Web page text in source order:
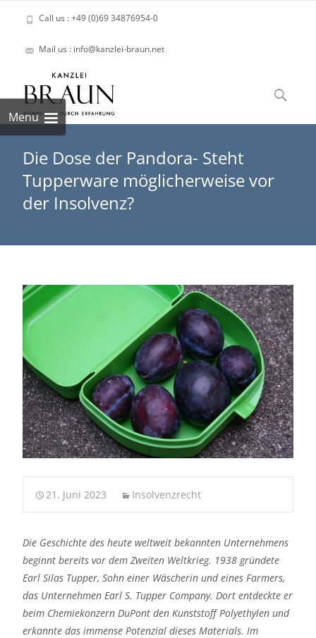
Call us : +49 (0)69 34876954-0
Mail us : info@kanzlei-braun.net
Menu
to
content
Suchen
nach:
Die Dose der Pandora- Steht
Tupperware möglicherweise vor
der Insolvenz?
21. Juni 2023 Insolvenzrecht
Die Geschichte des heute weltweit bekannten Unternehmens
beginnt bereits vor dem Zweiten Weltkrieg. 1938 gründete
Earl Silas Tupper, Sohn einer Wäscherin und eines Farmers,
das Unternehmen Earl S. Tupper Company. Dort entdeckte er
beim Chemiekonzern DuPont den Kunststoff Polyethylen und
erkannte das immense Potenzial dieses Materials. Im